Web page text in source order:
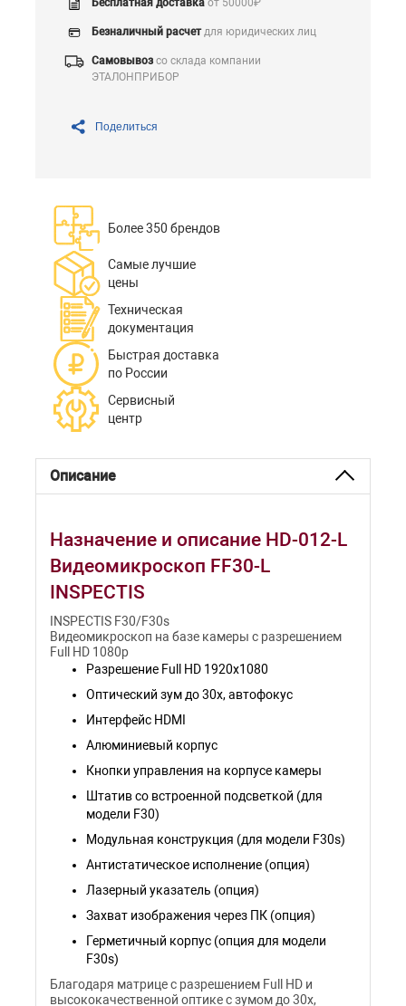
Безналичный расчетдля юридических лиц
Самовывозсо склада компании
ЭТАЛОНПРИБОР
Поделиться
Более 350 брендов
Самые лучшие
цены
Техническая
документация
Быстрая доставка
по России
Сервисный
центр
Описание
Назначение и описание HD-012-L
Видеомикроскоп FF30-L
INSPECTIS
INSPECTIS F30/F30s
Видеомикроскоп на базе камеры с разрешением
Full HD 1080p
Разрешение Full HD 1920х1080
Оптический зум до 30х, автофокус
Интерфейс HDMI
Алюминиевый корпус
Кнопки управления на корпусе камеры
Штатив со встроенной подсветкой (для
модели F30)
Модульная конструкция (для модели F30s)
Антистатическое исполнение (опция)
Лазерный указатель (опция)
Захват изображения через ПК (опция)
Герметичный корпус (опция для модели
F30s)
Благодаря матрице с разрешением Full HD и
высококачественной оптике с зумом до 30х,